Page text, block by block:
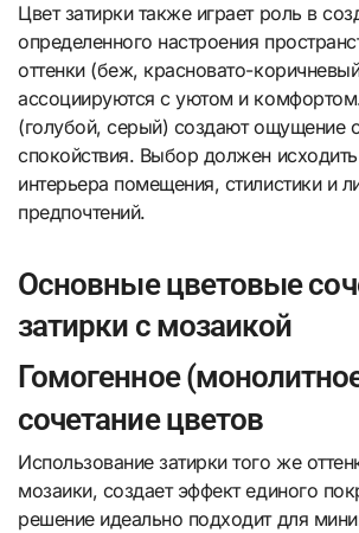
Цвет затирки также играет роль в
определенного настроения
оттенки (беж, красновато-
ассоциируются с уютом и
(голубой, серый) создают ощущение
спокойствия. Выбор должен
интерьера помещения, стилистики и
предпочтений.
Основные цветовые
затирки с мозаикой
Гомогенное
сочетание цветов
Использование затирки того же
мозаики, создает эффект единого
решение идеально подходит для